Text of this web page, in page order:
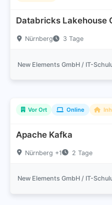
Databricks Lakehouse
Nürnberg 3 Tage
Vor Ort Online
Apache Kafka
Nürnberg +1 2 Tage